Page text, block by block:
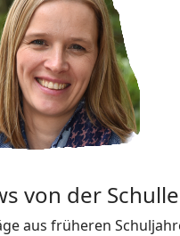
von der
aus früheren